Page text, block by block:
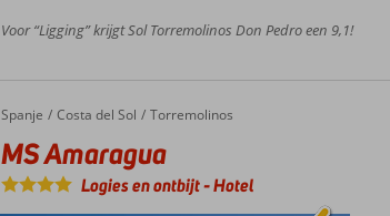
Voor “Ligging” krijgt Sol Torremolinos Don Pedro een 9,1!
Home
Spanje Costa del Sol Torremolinos
MS Amaragua
MS Amaragua
Logies en ontbijt-Hotel